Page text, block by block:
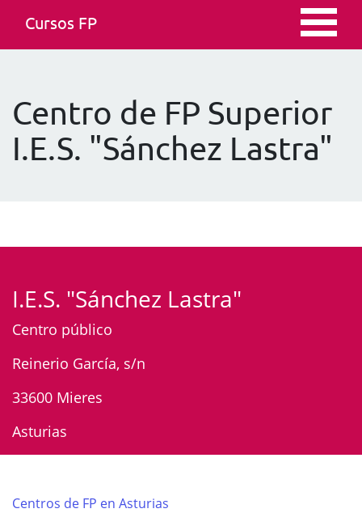
Cursos FP
Centro de FP Superior
I.E.S. "Sánchez Lastra"
I.E.S. "Sánchez Lastra"
Centro público
Reinerio García, s/n
33600 Mieres
Asturias
Centros de FP en Asturias